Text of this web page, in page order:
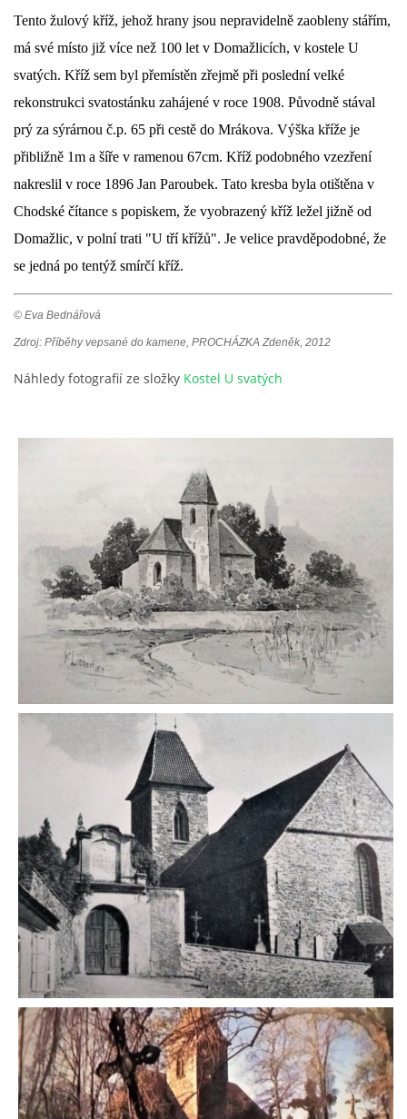
Kontakt:
tel. 773 916 275
info@domdej.cz
--------------------------------------------------------------
Tento projekt je realizován za finanční podpory
Tento žulový kříž, jehož hrany jsou nepravidelně zaobleny stářím,
má své místo již více než 100 let v Domažlicích, v kostele U
svatých. Kříž sem byl přemístěn zřejmě při poslední velké
rekonstrukci svatostánku zahájené v roce 1908. Původně stával
prý za sýrárnou č.p. 65 při cestě do Mrákova. Výška kříže je
přibližně 1m a šíře v ramenou 67cm. Kříž podobného vzezření
nakreslil v roce 1896 Jan Paroubek. Tato kresba byla otištěna v
Chodské čítance s popiskem, že vyobrazený kříž ležel jižně od
Domažlic, v polní trati "U tří křížů". Je velice pravděpodobné, že
se jedná po tentýž smírčí kříž.
© Eva Bednářová
Zdroj: Příběhy vepsané do kamene, PROCHÁZKA Zdeněk, 2012
Náhledy fotografií ze složky Kostel U svatých